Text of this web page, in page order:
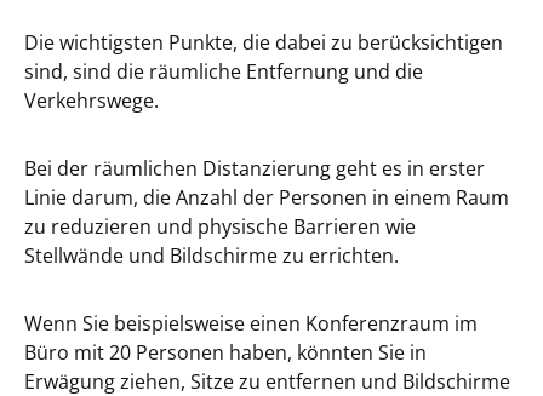
Die wichtigsten Punkte, die dabei zu berücksichtigen
sind, sind die räumliche Entfernung und die
Verkehrswege.
Bei der räumlichen Distanzierung geht es in erster
Linie darum, die Anzahl der Personen in einem Raum
zu reduzieren und physische Barrieren wie
Stellwände und Bildschirme zu errichten.
Wenn Sie beispielsweise einen Konferenzraum im
Büro mit 20 Personen haben, könnten Sie in
Erwägung ziehen, Sitze zu entfernen und Bildschirme